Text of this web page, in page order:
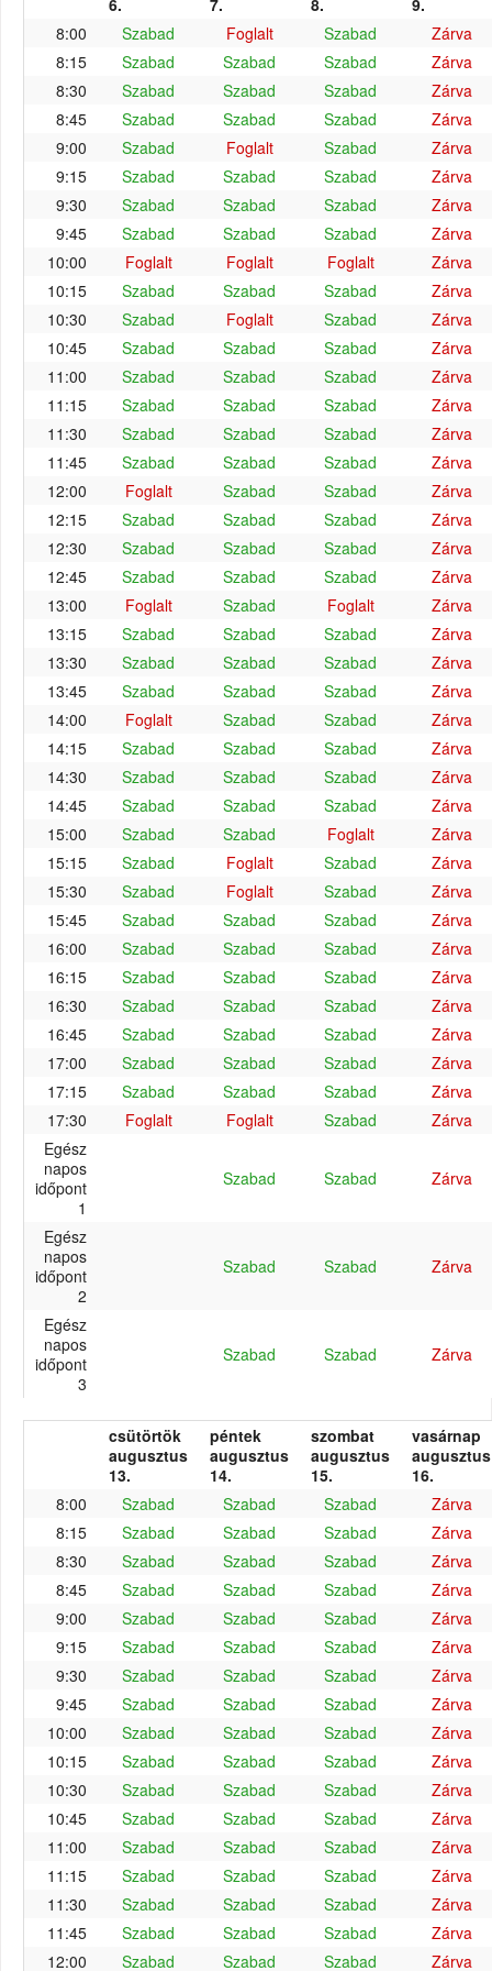
6. 7. 8.
9.
8:00
Szabad Foglalt Szabad
Zárva
8:15
Szabad Szabad Szabad
Zárva
8:30
Szabad Szabad Szabad
Zárva
8:45
Szabad Szabad Szabad
Zárva
9:00
Szabad Foglalt Szabad
Zárva
9:15
Szabad Szabad Szabad
Zárva
9:30
Szabad Szabad Szabad
Zárva
9:45
Szabad Szabad Szabad
Zárva
10:00
Foglalt Foglalt Foglalt
Zárva
10:15
Szabad Szabad Szabad
Zárva
10:30
Szabad Foglalt Szabad
Zárva
10:45
Szabad Szabad Szabad
Zárva
11:00
Szabad Szabad Szabad
Zárva
11:15
Szabad Szabad Szabad
Zárva
11:30
Szabad Szabad Szabad
Zárva
11:45
Szabad Szabad Szabad
Zárva
12:00
Foglalt Szabad Szabad
Zárva
12:15
Szabad Szabad Szabad
Zárva
12:30
Szabad Szabad Szabad
Zárva
12:45
Szabad Szabad Szabad
Zárva
13:00
Foglalt Szabad Foglalt
Zárva
13:15
Szabad Szabad Szabad
Zárva
13:30
Szabad Szabad Szabad
Zárva
13:45
Szabad Szabad Szabad
Zárva
14:00
Foglalt Szabad Szabad
Zárva
14:15
Szabad Szabad Szabad
Zárva
14:30
Szabad Szabad Szabad
Zárva
14:45
Szabad Szabad Szabad
Zárva
15:00
Szabad Szabad Foglalt
Zárva
15:15
Szabad Foglalt Szabad
Zárva
15:30
Szabad Foglalt Szabad
Zárva
15:45
Szabad Szabad Szabad
Zárva
16:00
Szabad Szabad Szabad
Zárva
16:15
Szabad Szabad Szabad
Zárva
16:30
Szabad Szabad Szabad
Zárva
16:45
Szabad Szabad Szabad
Zárva
17:00
Szabad Szabad Szabad
Zárva
17:15
Szabad Szabad Szabad
Zárva
17:30
Foglalt Foglalt Szabad
Zárva
Egész
napos
időpont
1
Szabad Szabad Zárva
Egész
napos
időpont
2
Szabad Szabad Zárva
Egész
napos
időpont
3
Szabad Szabad Zárva
csütörtök
augusztus
13.
péntek
augusztus
14.
szombat
augusztus
15.
vasárnap
augusztus
16.
8:00
Szabad Szabad Szabad
Zárva
8:15
Szabad Szabad Szabad
Zárva
8:30
Szabad Szabad Szabad
Zárva
8:45
Szabad Szabad Szabad
Zárva
9:00
Szabad Szabad Szabad
Zárva
9:15
Szabad Szabad Szabad
Zárva
9:30
Szabad Szabad Szabad
Zárva
9:45
Szabad Szabad Szabad
Zárva
10:00
Szabad Szabad Szabad
Zárva
10:15
Szabad Szabad Szabad
Zárva
10:30
Szabad Szabad Szabad
Zárva
10:45
Szabad Szabad Szabad
Zárva
11:00
Szabad Szabad Szabad
Zárva
11:15
Szabad Szabad Szabad
Zárva
11:30
Szabad Szabad Szabad
Zárva
11:45
Szabad Szabad Szabad
Zárva
12:00
Szabad Szabad Szabad Zárva